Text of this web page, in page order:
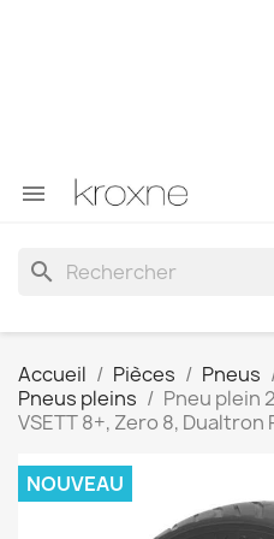

search
Accueil Pièces Pneus
Pneus pleins
Pneu plein
VSETT 8+, Zero 8, Dualtron
NOUVEAU